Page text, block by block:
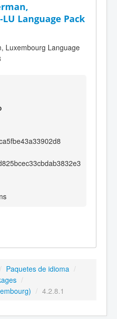
Language Pack
Luxembourg Language
/ Paquetes de idioma /
/
/ 4.2.8.1